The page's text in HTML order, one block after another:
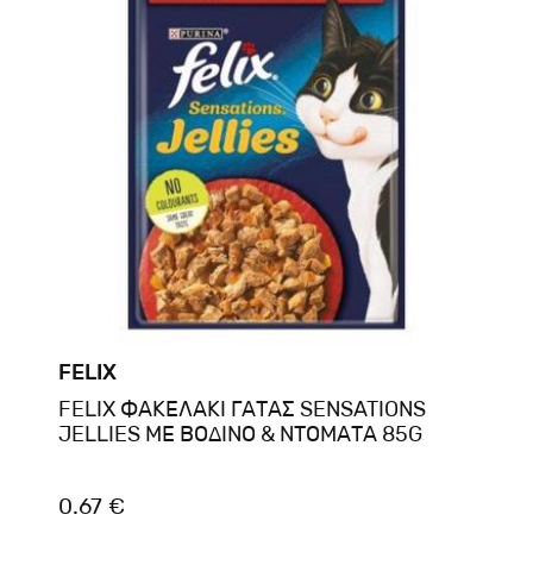
FELIX
FELIX ΦΑΚΕΛΑΚΙ ΓΑΤΑΣ SENSATIONS
JELLIES ΜΕ ΒΟΔΙΝΟ & ΝΤΟΜΑΤΑ 85G
0.67 €